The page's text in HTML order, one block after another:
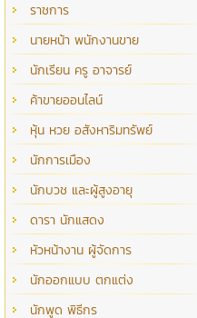
ราชการ
นายหน้า พนักงานขาย
นักเรียน ครู อาจารย์
ค้าขายออนไลน์
หุ้น หวย อสังหาริมทรัพย์
นักการเมือง
นักบวช และผู้สูงอายุ
ดารา นักแสดง
หัวหน้างาน ผู้จัดการ
นักออกแบบ ตกแต่ง
นักพูด พิธีกร